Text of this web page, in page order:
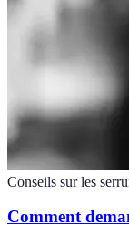
Conseils sur les
Comment